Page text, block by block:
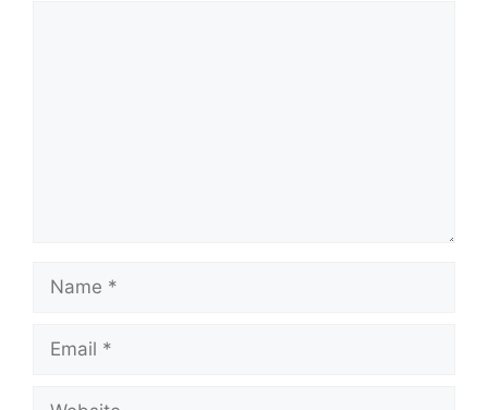
Name
Email
Website